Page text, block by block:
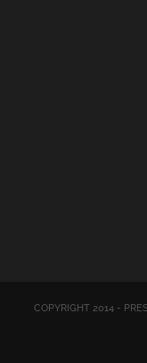
COPYRIGHT 2014 -